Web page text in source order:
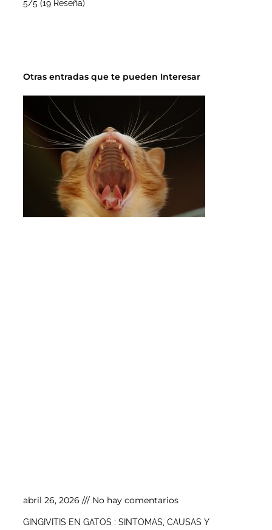
5/5 (19 Reseña)
Otras entradas que te pueden Interesar
abril 26, 2026 No hay comentarios
GINGIVITIS EN GATOS : SINTOMAS, CAUSAS Y